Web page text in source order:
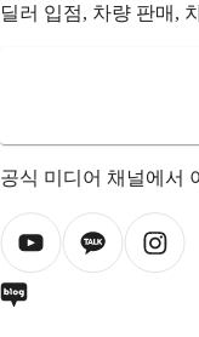
딜러 입점, 차량 판매,
공식 미디어 채널에서